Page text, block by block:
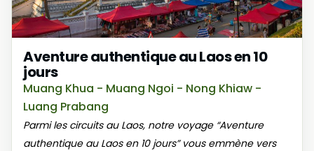
Aventure authentique au Laos en 10
jours
Muang Khua - Muang Ngoi - Nong Khiaw -
Luang Prabang
Parmi les circuits au Laos, notre voyage “Aventure
authentique au Laos en 10 jours” vous emmène vers